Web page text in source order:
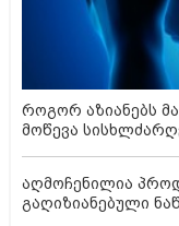
როგორ აზიანებს
მოწევა
აღმოჩენილია
გაღიზიანებული